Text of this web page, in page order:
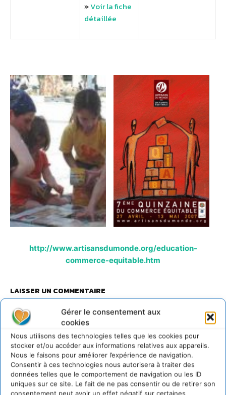
Gérer le consentement aux
cookies
Nous utilisons des technologies telles que les cookies pour
stocker et/ou accéder aux informations relatives aux appareils.
Nous le faisons pour améliorer l’expérience de navigation.
Consentir à ces technologies nous autorisera à traiter des
données telles que le comportement de navigation ou les ID
uniques sur ce site. Le fait de ne pas consentir ou de retirer son
consentement peut avoir un effet négatif sur certaines
»Voir la fiche
détaillée
http://www.artisansdumonde.org/education-
commerce-equitable.htm
LAISSER UN COMMENTAIRE
CONNECTER POUR LAISSER UN COMMENTAIRE